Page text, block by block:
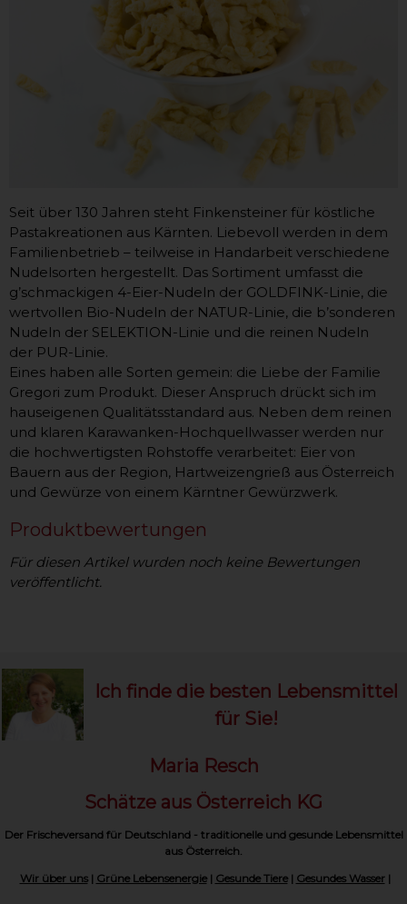
Seit über 130 Jahren steht Finkensteiner für köstliche
Pastakreationen aus Kärnten. Liebevoll werden in dem
Familienbetrieb – teilweise in Handarbeit verschiedene
Nudelsorten hergestellt. Das Sortiment umfasst die
g’schmackigen 4-Eier-Nudeln der GOLDFINK-Linie, die
wertvollen Bio-Nudeln der NATUR-Linie, die b’sonderen
Nudeln der SELEKTION-Linie und die reinen Nudeln
der PUR-Linie.
Eines haben alle Sorten gemein: die Liebe der Familie
Gregori zum Produkt. Dieser Anspruch drückt sich im
hauseigenen Qualitätsstandard aus. Neben dem reinen
und klaren Karawanken-Hoch­quellwasser werden nur
die hochwertigsten Rohstoffe verarbeitet: Eier von
Bauern aus der Region, Hartweizen­grieß aus Österreich
und Gewürze von einem Kärntner Gewürzwerk.
Produktbewertungen
Für diesen Artikel wurden noch keine Bewertungen
veröffentlicht.
Ich finde die besten Lebensmittel
für Sie!
Maria Resch
Schätze aus Österreich KG
Der Frischeversand für Deutschland - traditionelle und gesunde Lebensmittel
aus Österreich.
Wir über uns| Grüne Lebensenergie| Gesunde Tiere| Gesundes Wasser|